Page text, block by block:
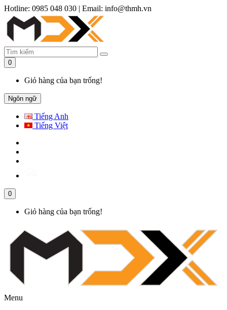
Hotline: 0985 048 030 | Email: info@thmh.vn
0
Giỏ hàng của bạn trống!
Ngôn ngữ
Tiếng Anh
Tiếng Việt
0
Giỏ hàng của bạn trống!
Menu